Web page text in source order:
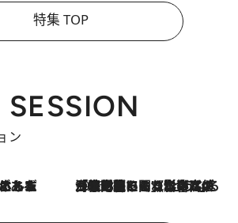
特集 TOP
ン
2026.8.3
「住宅建てられない…」「サーチャージ料の高値が続いている」ホルムズ海峡封鎖による影響はいつまで続く？《エネルギー専門家に聞く“どうなる日本の暮らし”》